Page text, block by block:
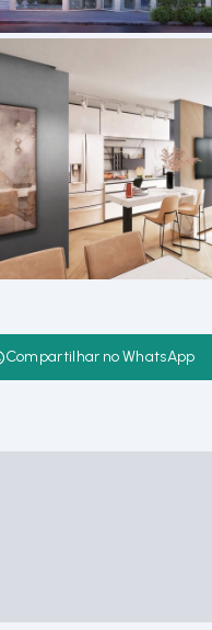
Compartilhar no WhatsApp